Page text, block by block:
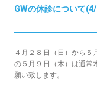
GWの休診について
４月２８日（日）から
の５月９日（木）は通常
願い致します。